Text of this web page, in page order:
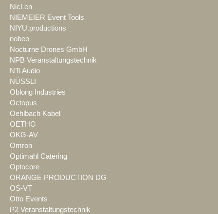
NicLen
NIEMEIER Event Tools
NIYU.productions
nobeo
Nocturne Drones GmbH
NPB Veranstaltungstechnik
NTi Audio
NÜSSLI
Oblong Industries
Octopus
Oehlbach Kabel
OETHG
OKG-AV
Omron
Optimahl Catering
Optocore
ORANGE PRODUCTION DG
OS-VT
Otto Events
P2 Veranstaltungstechnik